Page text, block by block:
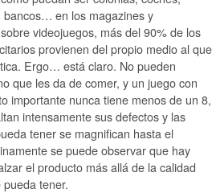
bancos… en los magazines y
videojuegos, más del 90% de los
provienen del propio medio al que
Ergo… está claro. No pueden
que les da de comer, y un juego con
importante nunca tiene menos de un 8,
intensamente sus defectos y las
tener se magnifican hasta el
se puede observar que hay
el producto más allá de la calidad
tener.